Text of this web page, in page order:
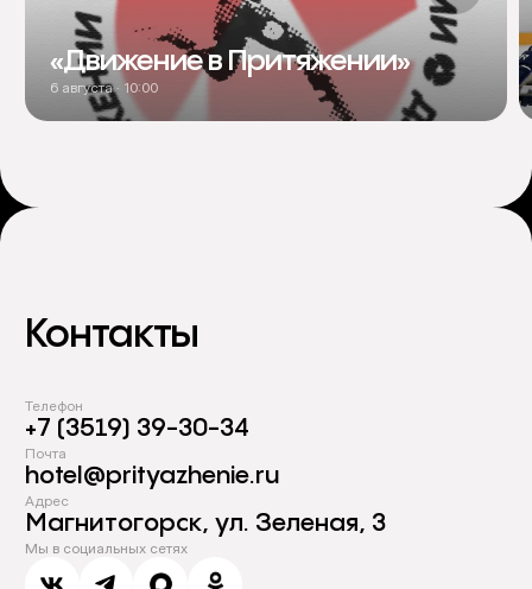
«Движение в Притяжении»
6 августа · 10:00
Контакты
Телефон
+7 (3519) 39-30-34
Почта
hotel@prityazhenie.ru
Адрес
Магнитогорск, ул. Зеленая, 3
Мы в социальных сетях